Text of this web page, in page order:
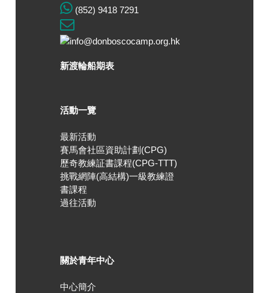
(852) 9418 7291
新渡輪船期表
活動一覽
最新活動
賽馬會社區資助計劃(CPG)
歷奇教練証書課程(CPG-TTT)
挑戰網陣(高結構)一級教練證
書課程
過往活動
關於青年中心
中心簡介